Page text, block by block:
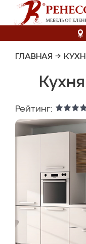
ГЛАВНАЯ →
Рейтинг: